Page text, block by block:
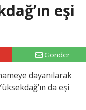
eşi
Gönder
dayanılarak
da eşi